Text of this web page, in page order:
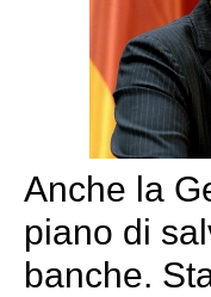
Anche la
piano di
banche.